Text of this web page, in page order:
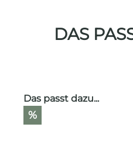
DAS
Produktgalerie
Das passt dazu...
%